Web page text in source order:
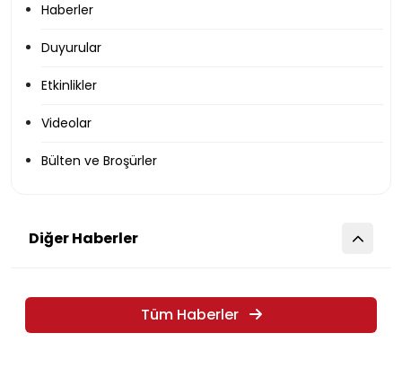
Haberler
Duyurular
Etkinlikler
Videolar
Bülten ve Broşürler
Diğer Haberler
Tüm Haberler